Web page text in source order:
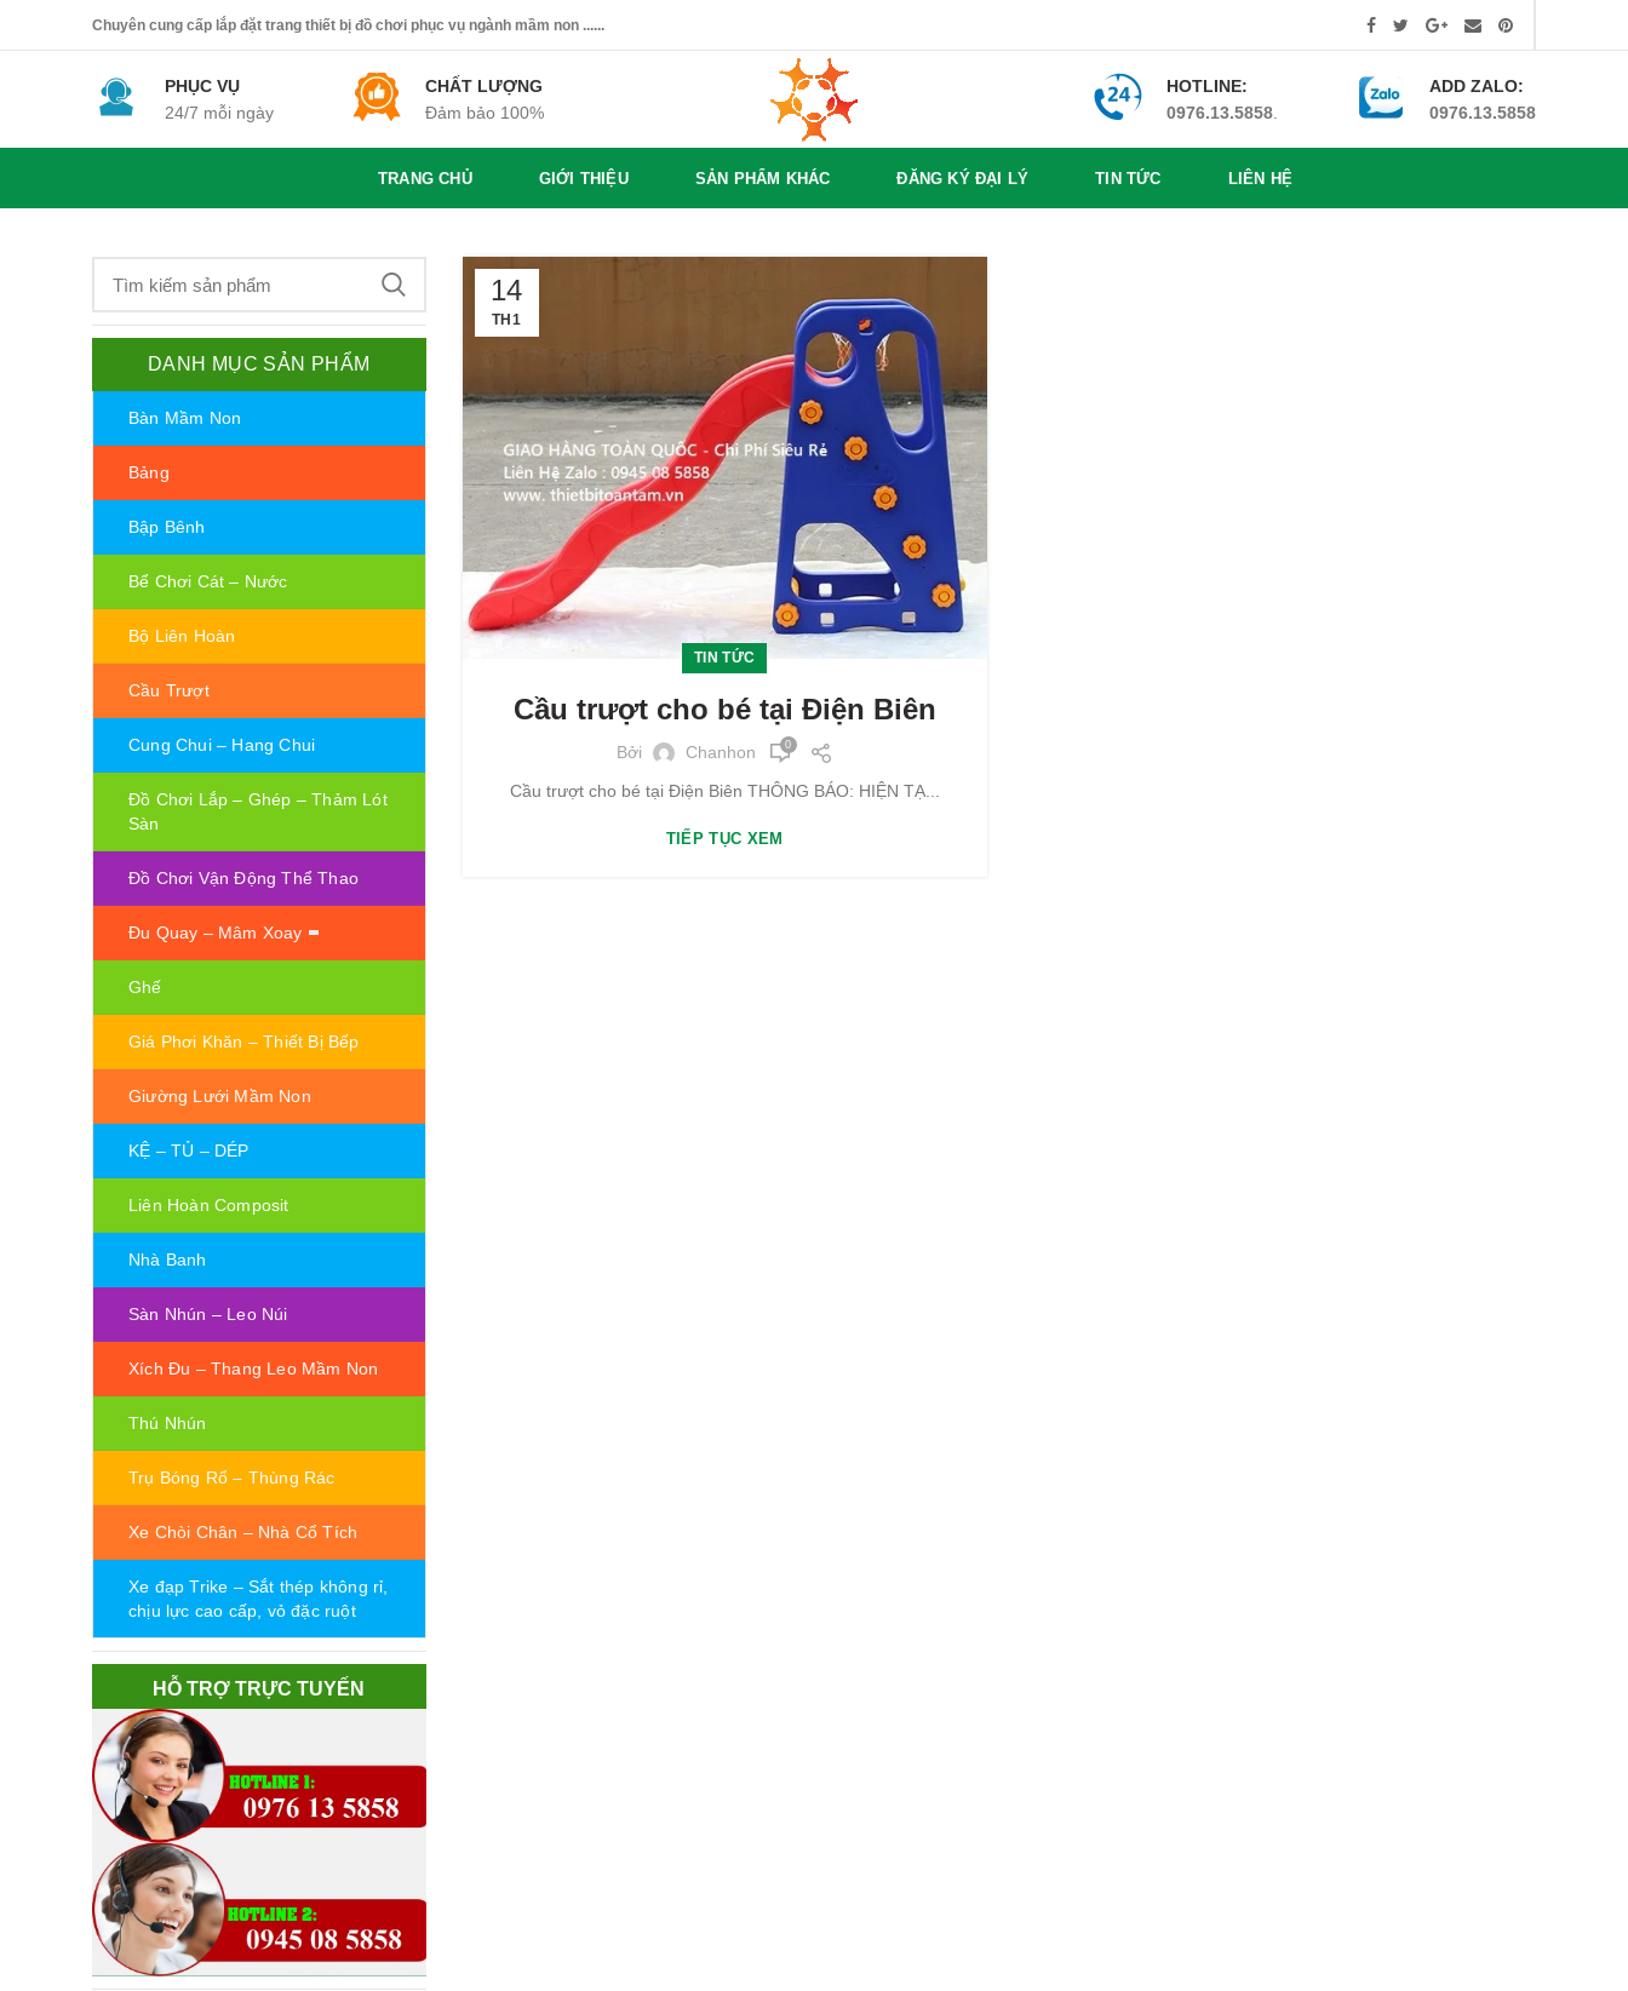
Chuyên cung cấp lắp đặt trang thiết bị đồ chơi phục vụ ngành mầm non ......
PHỤC VỤ
24/7 mỗi ngày
CHẤT LƯỢNG
Đảm bảo 100%
HOTLINE:
0976.13.5858
ADD ZALO:
0976.13.5858
TRANG CHỦ GIỚI THIỆU SẢN PHẨM KHÁC ĐĂNG KÝ ĐẠI LÝ TIN TỨC LIÊN HỆ
14
TH1
TIN TỨC
Cầu trượt cho bé tại Điện Biên
Bởi Chanhon 0
Cầu trượt cho bé tại Điện Biên THÔNG BÁO: HIỆN TẠ...
TIẾP TỤC XEM
DANH MỤC SẢN PHẨM
Bàn Mầm Non
Bảng
Bập Bênh
Bể Chơi Cát – Nước
Bộ Liên Hoàn
Cầu Trượt
Cung Chui – Hang Chui
Đồ Chơi Lắp – Ghép – Thảm Lót
Sàn
Đồ Chơi Vận Động Thể Thao
Đu Quay – Mâm Xoay
Ghế
Giá Phơi Khăn – Thiết Bị Bếp
Giường Lưới Mầm Non
KỆ – TỦ – DÉP
Liên Hoàn Composit
Nhà Banh
Sàn Nhún – Leo Núi
Xích Đu – Thang Leo Mầm Non
Thú Nhún
Trụ Bóng Rổ – Thùng Rác
Xe Chòi Chân – Nhà Cổ Tích
Xe đạp Trike – Sắt thép không rỉ,
chịu lực cao cấp, vỏ đặc ruột
HỖ TRỢ TRỰC TUYẾN